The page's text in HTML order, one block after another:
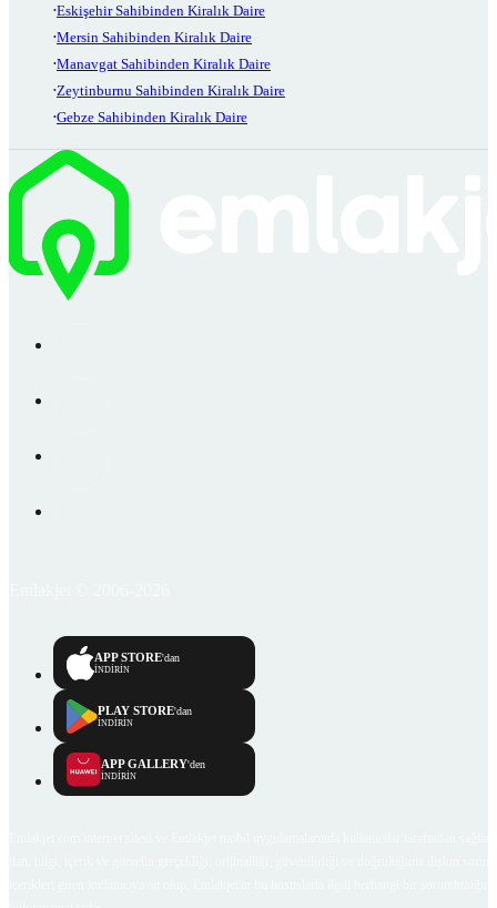
Eskişehir Sahibinden Kiralık Daire
Mersin Sahibinden Kiralık Daire
Manavgat Sahibinden Kiralık Daire
Zeytinburnu Sahibinden Kiralık Daire
Gebze Sahibinden Kiralık Daire
APP STORE'dan
İNDİRİN
PLAY STORE'dan
İNDİRİN
APP GALLERY'den
İNDİRİN